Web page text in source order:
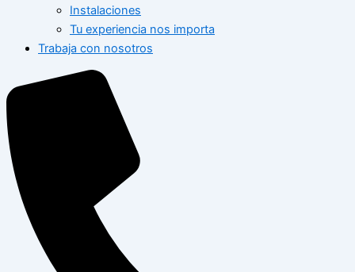
Instalaciones
Tu experiencia nos importa
Trabaja con nosotros